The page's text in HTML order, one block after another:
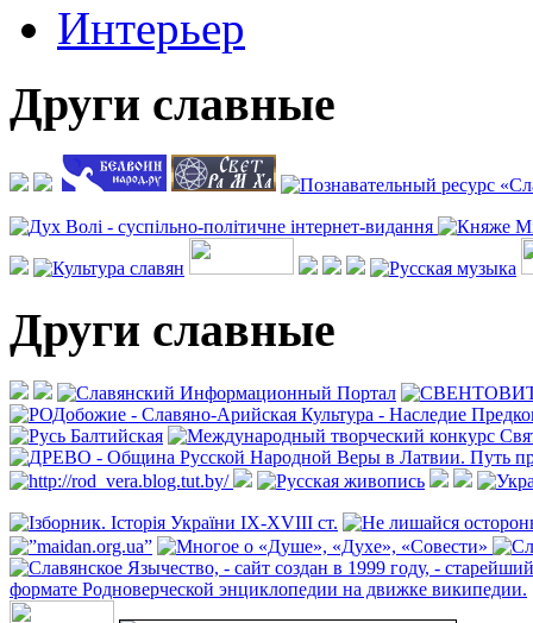
Интерьер
Други славные
Други славные